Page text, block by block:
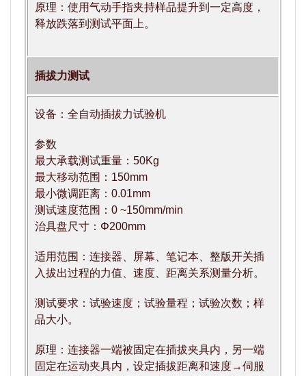
原理：使用气动手指夹持样品提升到一定高度，
释放跌落到测试平面上。
插拔力测试
设备：全自动插拔力试验机
参数
最大承载测试重量：50Kg
最大移动范围：150mm
最小微调距离：0.01mm
测试速度范围：0 ~150mm/min
治具盘尺寸：Φ200mm
适用范围：连接器、屏幕、笔记本、整版开关插
入拔出过程的力值、速度、距离关系测量分析。
测试要求：试验速度；试验量程；试验次数；样
品大小。
原理：连接器一端被固定在插拔夹具内，另一端
固定在运动夹具内，设定插拔距离和速度→伺服